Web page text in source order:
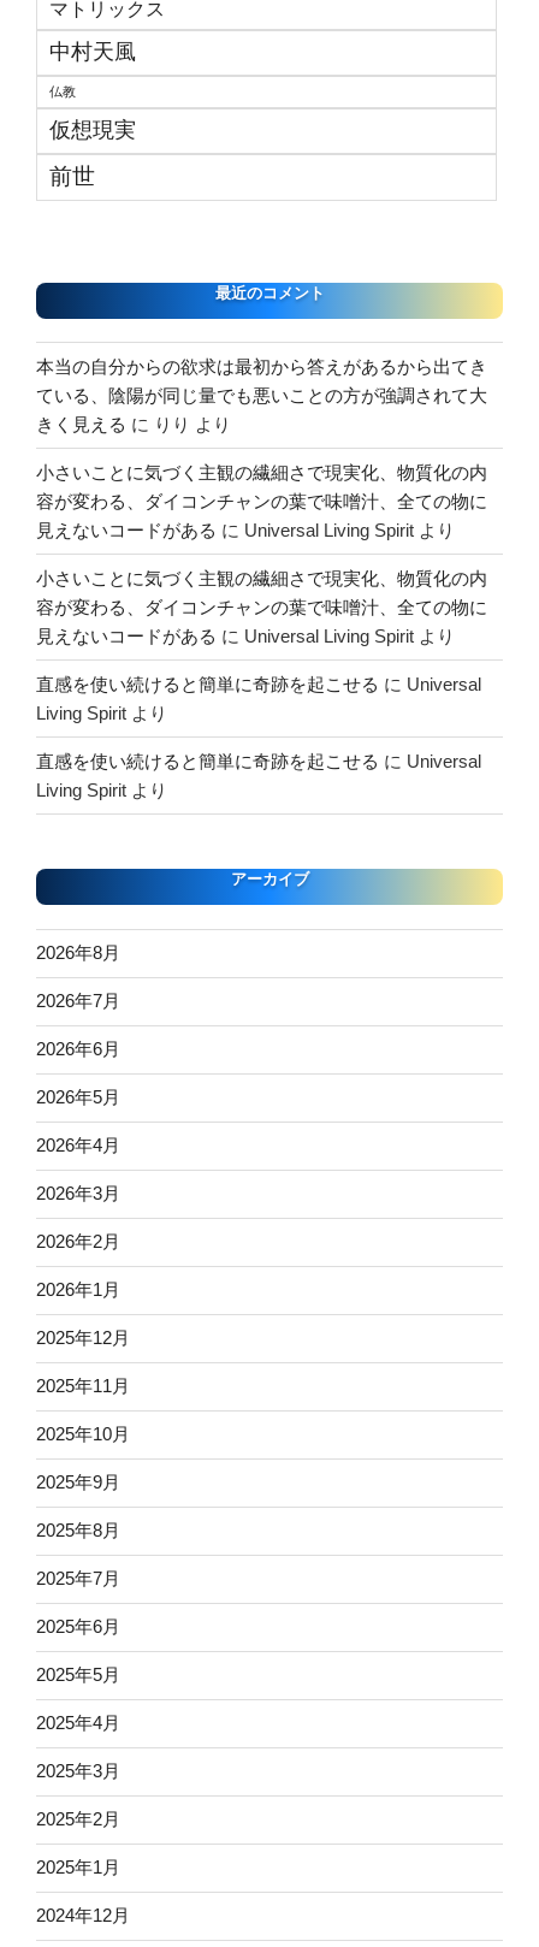
マトリックス
中村天風
仏教
仮想現実
前世
最近のコメント
本当の自分からの欲求は最初から答えがあるから出てき
ている、陰陽が同じ量でも悪いことの方が強調されて大
きく見える に りり より
小さいことに気づく主観の繊細さで現実化、物質化の内
容が変わる、ダイコンチャンの葉で味噌汁、全ての物に
見えないコードがある に Universal Living Spirit より
小さいことに気づく主観の繊細さで現実化、物質化の内
容が変わる、ダイコンチャンの葉で味噌汁、全ての物に
見えないコードがある に Universal Living Spirit より
直感を使い続けると簡単に奇跡を起こせる に Universal
Living Spirit より
直感を使い続けると簡単に奇跡を起こせる に Universal
Living Spirit より
アーカイブ
2026年8月
2026年7月
2026年6月
2026年5月
2026年4月
2026年3月
2026年2月
2026年1月
2025年12月
2025年11月
2025年10月
2025年9月
2025年8月
2025年7月
2025年6月
2025年5月
2025年4月
2025年3月
2025年2月
2025年1月
2024年12月